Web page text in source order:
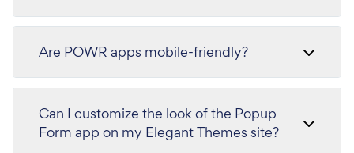
Are POWR apps mobile-friendly?
Can I customize the look of the Popup
Form app on my Elegant Themes site?